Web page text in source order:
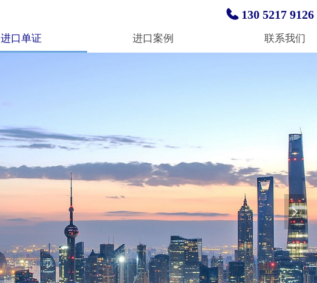
넲
进口单证 进口案例 联系我们
130 5217 9126